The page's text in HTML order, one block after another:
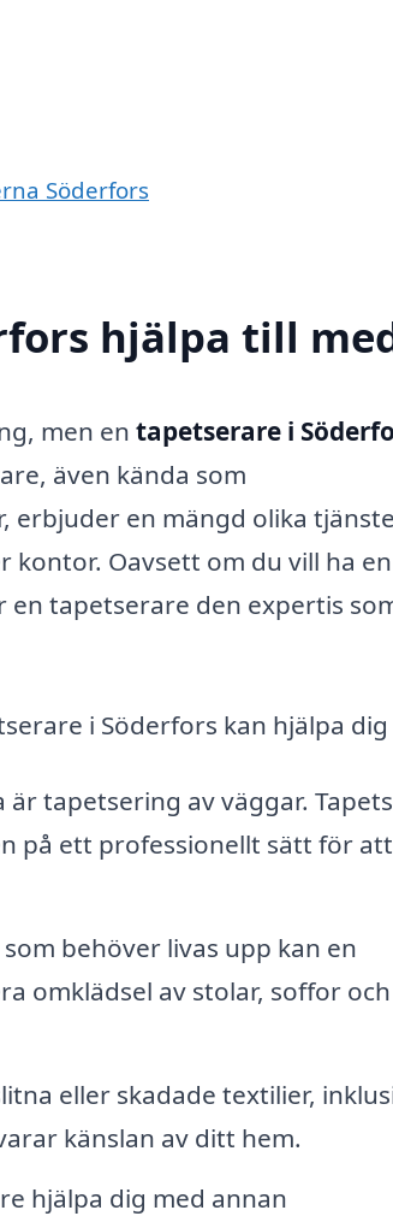
Söderfors
hjälpa till
men en tapetserare i
även kända som
erbjuder en mängd olika
Oavsett om du vill ha en
tapetserare den expertis
i Söderfors kan hjälpa dig
tapetsering av väggar.
på ett professionellt sätt för
behöver livas upp kan en
omklädsel av stolar, soffor och
eller skadade textilier,
känslan av ditt hem.
hjälpa dig med annan